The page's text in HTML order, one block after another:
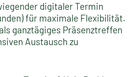
digitaler Termin
für maximale Flexibilität.
ganztägiges Präsenztreffen
Austausch zu